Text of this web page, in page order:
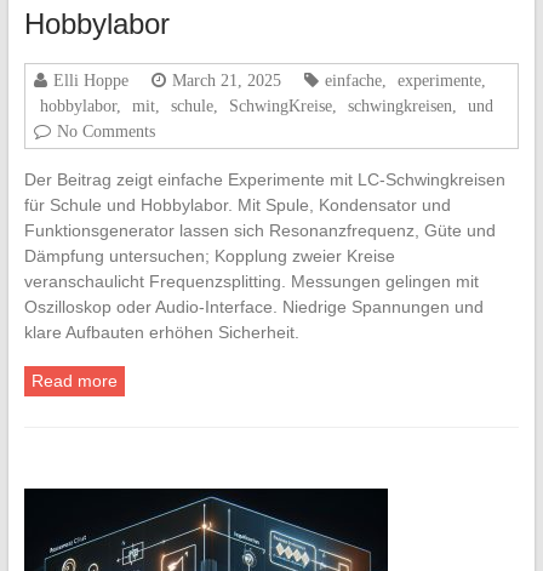
Hobbylabor
Elli Hoppe March 21, 2025 einfache, experimente,
hobbylabor, mit, schule, SchwingKreise, schwingkreisen
und
No Comments
Der Beitrag zeigt einfache Experimente mit LC‑Schwingkreisen
für Schule und Hobbylabor. Mit Spule, Kondensator und
Funktionsgenerator lassen sich Resonanzfrequenz, Güte und
Dämpfung untersuchen; Kopplung zweier Kreise
veranschaulicht Frequenzsplitting. Messungen gelingen mit
Oszilloskop oder Audio‑Interface. Niedrige Spannungen und
klare Aufbauten erhöhen Sicherheit.
Read more